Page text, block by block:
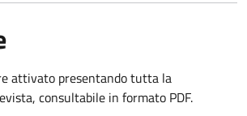
attivato presentando tutta la
consultabile in formato PDF.